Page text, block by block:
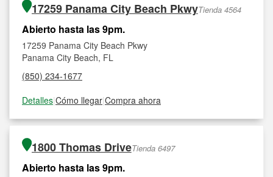
17259 Panama City Beach PkwyTienda 4564
Abierto hasta las 9pm.
17259 Panama City Beach Pkwy
Panama City Beach, FL
(850) 234-1677
Detalles|Cómo llegar|Compra ahora
1800 Thomas DriveTienda 6497
Abierto hasta las 9pm.